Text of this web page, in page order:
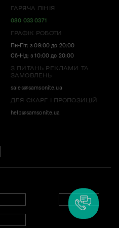
ГАРЯЧА ЛІНІЯ
080 033 0371
ГРАФІК РОБОТИ
Пн-Пт: з 09:00 до 20:00
Сб-Нд: з 10:00 до 20:00
З ПИТАНЬ РЕКЛАМИ ТА
ЗАМОВЛЕНЬ
sales@samsonite.ua
ДЛЯ СКАРГ І ПРОПОЗИЦІЙ
help@samsonite.ua